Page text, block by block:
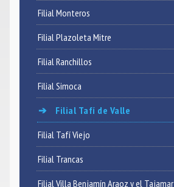
Filial Monteros
Filial Plazoleta Mitre
Filial Ranchillos
Filial Simoca
Filial Tafí de Valle
Filial Tafí Viejo
Filial Trancas
Filial Villa Benjamín Araoz y el Tajamar